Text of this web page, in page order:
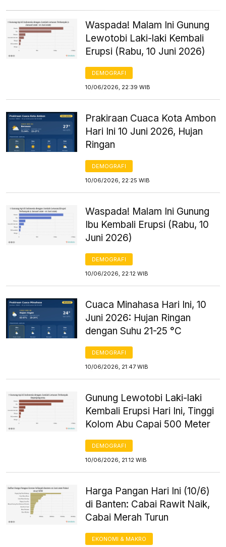
Waspada! Malam Ini Gunung
Lewotobi Laki-laki Kembali
Erupsi (Rabu, 10 Juni 2026)
DEMOGRAFI
10/06/2026, 22:39 WIB
Prakiraan Cuaca Kota Ambon
Hari Ini 10 Juni 2026, Hujan
Ringan
DEMOGRAFI
10/06/2026, 22:25 WIB
Waspada! Malam Ini Gunung
Ibu Kembali Erupsi (Rabu, 10
Juni 2026)
DEMOGRAFI
10/06/2026, 22:12 WIB
Cuaca Minahasa Hari Ini, 10
Juni 2026: Hujan Ringan
dengan Suhu 21-25 °C
DEMOGRAFI
10/06/2026, 21:47 WIB
Gunung Lewotobi Laki-laki
Kembali Erupsi Hari Ini, Tinggi
Kolom Abu Capai 500 Meter
DEMOGRAFI
10/06/2026, 21:12 WIB
Harga Pangan Hari Ini (10/6)
di Banten: Cabai Rawit Naik,
Cabai Merah Turun
EKONOMI & MAKRO